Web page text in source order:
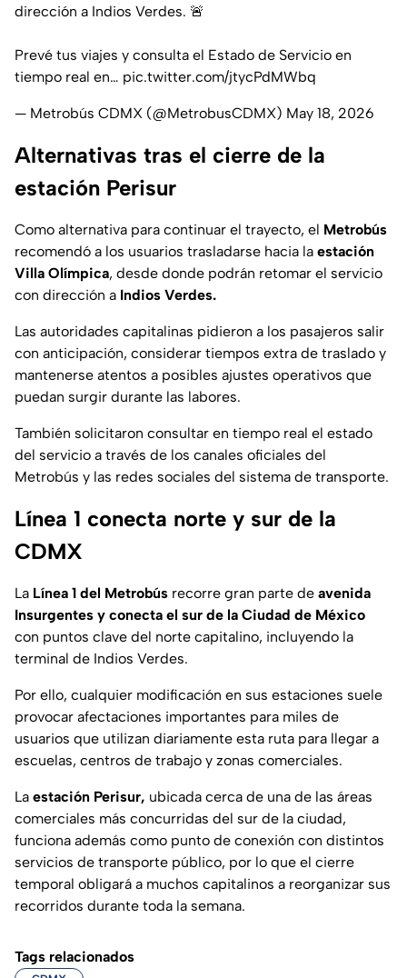
dirección a Indios Verdes. 🚨
Prevé tus viajes y consulta el Estado de Servicio en
tiempo real en… pic.twitter.com/jtycPdMWbq
— Metrobús CDMX (@MetrobusCDMX) May 18, 2026
Alternativas tras el cierre de la
estación Perisur
Como alternativa para continuar el trayecto, el Metrobús
recomendó a los usuarios trasladarse hacia la estación
Villa Olímpica, desde donde podrán retomar el servicio
con dirección a Indios Verdes.
Las autoridades capitalinas pidieron a los pasajeros salir
con anticipación, considerar tiempos extra de traslado y
mantenerse atentos a posibles ajustes operativos que
puedan surgir durante las labores.
También solicitaron consultar en tiempo real el estado
del servicio a través de los canales oficiales del
Metrobús y las redes sociales del sistema de transporte.
Línea 1 conecta norte y sur de la
CDMX
La Línea 1 del Metrobús recorre gran parte de avenida
Insurgentes y conecta el sur de la Ciudad de México
con puntos clave del norte capitalino, incluyendo la
terminal de Indios Verdes.
Por ello, cualquier modificación en sus estaciones suele
provocar afectaciones importantes para miles de
usuarios que utilizan diariamente esta ruta para llegar a
escuelas, centros de trabajo y zonas comerciales.
La estación Perisur, ubicada cerca de una de las áreas
comerciales más concurridas del sur de la ciudad,
funciona además como punto de conexión con distintos
servicios de transporte público, por lo que el cierre
temporal obligará a muchos capitalinos a reorganizar sus
recorridos durante toda la semana.
Tags relacionados